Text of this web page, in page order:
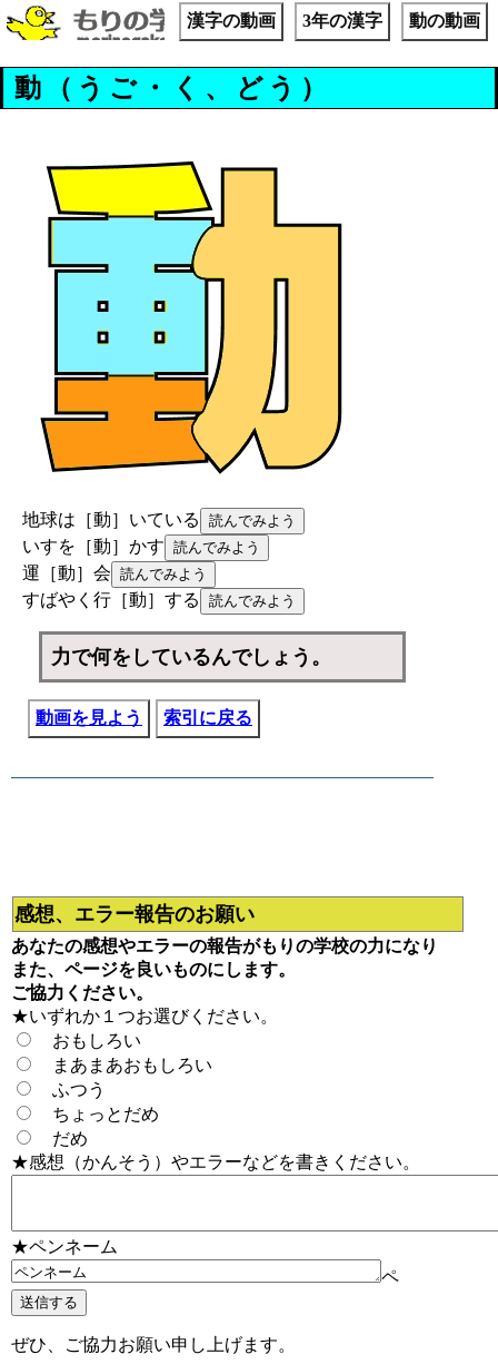
漢字の動画 3年の漢字 動の動画
動（うご・く、どう）
地球は［動］いている
いすを［動］かす
運［動］会
すばやく行［動］する
力で何をしているんでしょう。
動画を見よう 索引に戻る
感想、エラー報告のお願い
あなたの感想やエラーの報告がもりの学校の力になり
また、ページを良いものにします。
ご協力ください。
★いずれか１つお選びください。
おもしろい
まあまあおもしろい
ふつう
ちょっとだめ
だめ
★感想（かんそう）やエラーなどを書きください。
★ペンネーム
ペ
ぜひ、ご協力お願い申し上げます。